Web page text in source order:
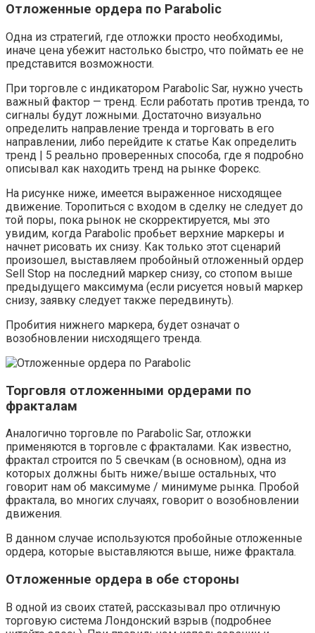
Отложенные ордера по Parabolic
Одна из стратегий, где отложки просто необходимы,
иначе цена убежит настолько быстро, что поймать ее не
представится возможности.
При торговле с индикатором Parabolic Sar, нужно учесть
важный фактор — тренд. Если работать против тренда, то
сигналы будут ложными. Достаточно визуально
определить направление тренда и торговать в его
направлении, либо перейдите к статье Как определить
тренд | 5 реально проверенных способа, где я подробно
описывал как находить тренд на рынке Форекс.
На рисунке ниже, имеется выраженное нисходящее
движение. Торопиться с входом в сделку не следует до
той поры, пока рынок не скорректируется, мы это
увидим, когда Parabolic пробьет верхние маркеры и
начнет рисовать их снизу. Как только этот сценарий
произошел, выставляем пробойный отложенный ордер
Sell Stop на последний маркер снизу, со стопом выше
предыдущего максимума (если рисуется новый маркер
снизу, заявку следует также передвинуть).
Пробития нижнего маркера, будет означат о
возобновлении нисходящего тренда.
Торговля отложенными ордерами по
фракталам
Аналогично торговле по Parabolic Sar, отложки
применяются в торговле с фракталами. Как известно,
фрактал строится по 5 свечкам (в основном), одна из
которых должны быть ниже/выше остальных, что
говорит нам об максимуме / минимуме рынка. Пробой
фрактала, во многих случаях, говорит о возобновлении
движения.
В данном случае используются пробойные отложенные
ордера, которые выставляются выше, ниже фрактала.
Отложенные ордера в обе стороны
В одной из своих статей, рассказывал про отличную
торговую система Лондонский взрыв (подробнее